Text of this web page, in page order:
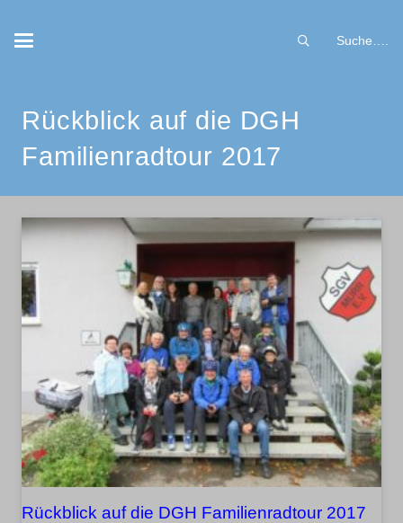
Suche….
Rückblick auf die DGH
Familienradtour 2017
Rückblick auf die DGH Familienradtour 2017